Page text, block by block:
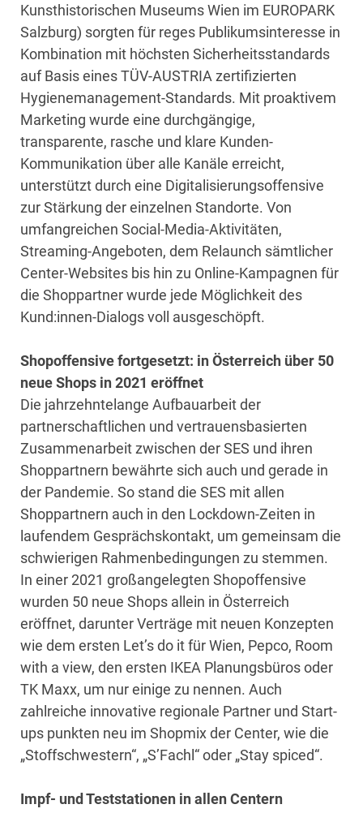
Kunsthistorischen Museums Wien im EUROPARK
Salzburg) sorgten für reges Publikumsinteresse in
Kombination mit höchsten Sicherheitsstandards
auf Basis eines TÜV-AUSTRIA zertifizierten
Hygienemanagement-Standards. Mit proaktivem
Marketing wurde eine durchgängige,
transparente, rasche und klare Kunden-
Kommunikation über alle Kanäle erreicht,
unterstützt durch eine Digitalisierungsoffensive
zur Stärkung der einzelnen Standorte. Von
umfangreichen Social-Media-Aktivitäten,
Streaming-Angeboten, dem Relaunch sämtlicher
Center-Websites bis hin zu Online-Kampagnen für
die Shoppartner wurde jede Möglichkeit des
Kund:innen-Dialogs voll ausgeschöpft.
Shopoffensive fortgesetzt: in Österreich über 50
neue Shops in 2021 eröffnet
Die jahrzehntelange Aufbauarbeit der
partnerschaftlichen und vertrauensbasierten
Zusammenarbeit zwischen der SES und ihren
Shoppartnern bewährte sich auch und gerade in
der Pandemie. So stand die SES mit allen
Shoppartnern auch in den Lockdown-Zeiten in
laufendem Gesprächskontakt, um gemeinsam die
schwierigen Rahmenbedingungen zu stemmen.
In einer 2021 großangelegten Shopoffensive
wurden 50 neue Shops allein in Österreich
eröffnet, darunter Verträge mit neuen Konzepten
wie dem ersten Let’s do it für Wien, Pepco, Room
with a view, den ersten IKEA Planungsbüros oder
TK Maxx, um nur einige zu nennen. Auch
zahlreiche innovative regionale Partner und Start-
ups punkten neu im Shopmix der Center, wie die
„Stoffschwestern“, „S’Fachl“ oder „Stay spiced“.
Impf- und Teststationen in allen Centern